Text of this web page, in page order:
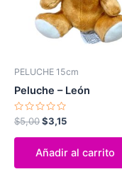
PELUCHE 15cm
Peluche – León
Valorado
con
0
$5,00$3,15
Añadir al carrito